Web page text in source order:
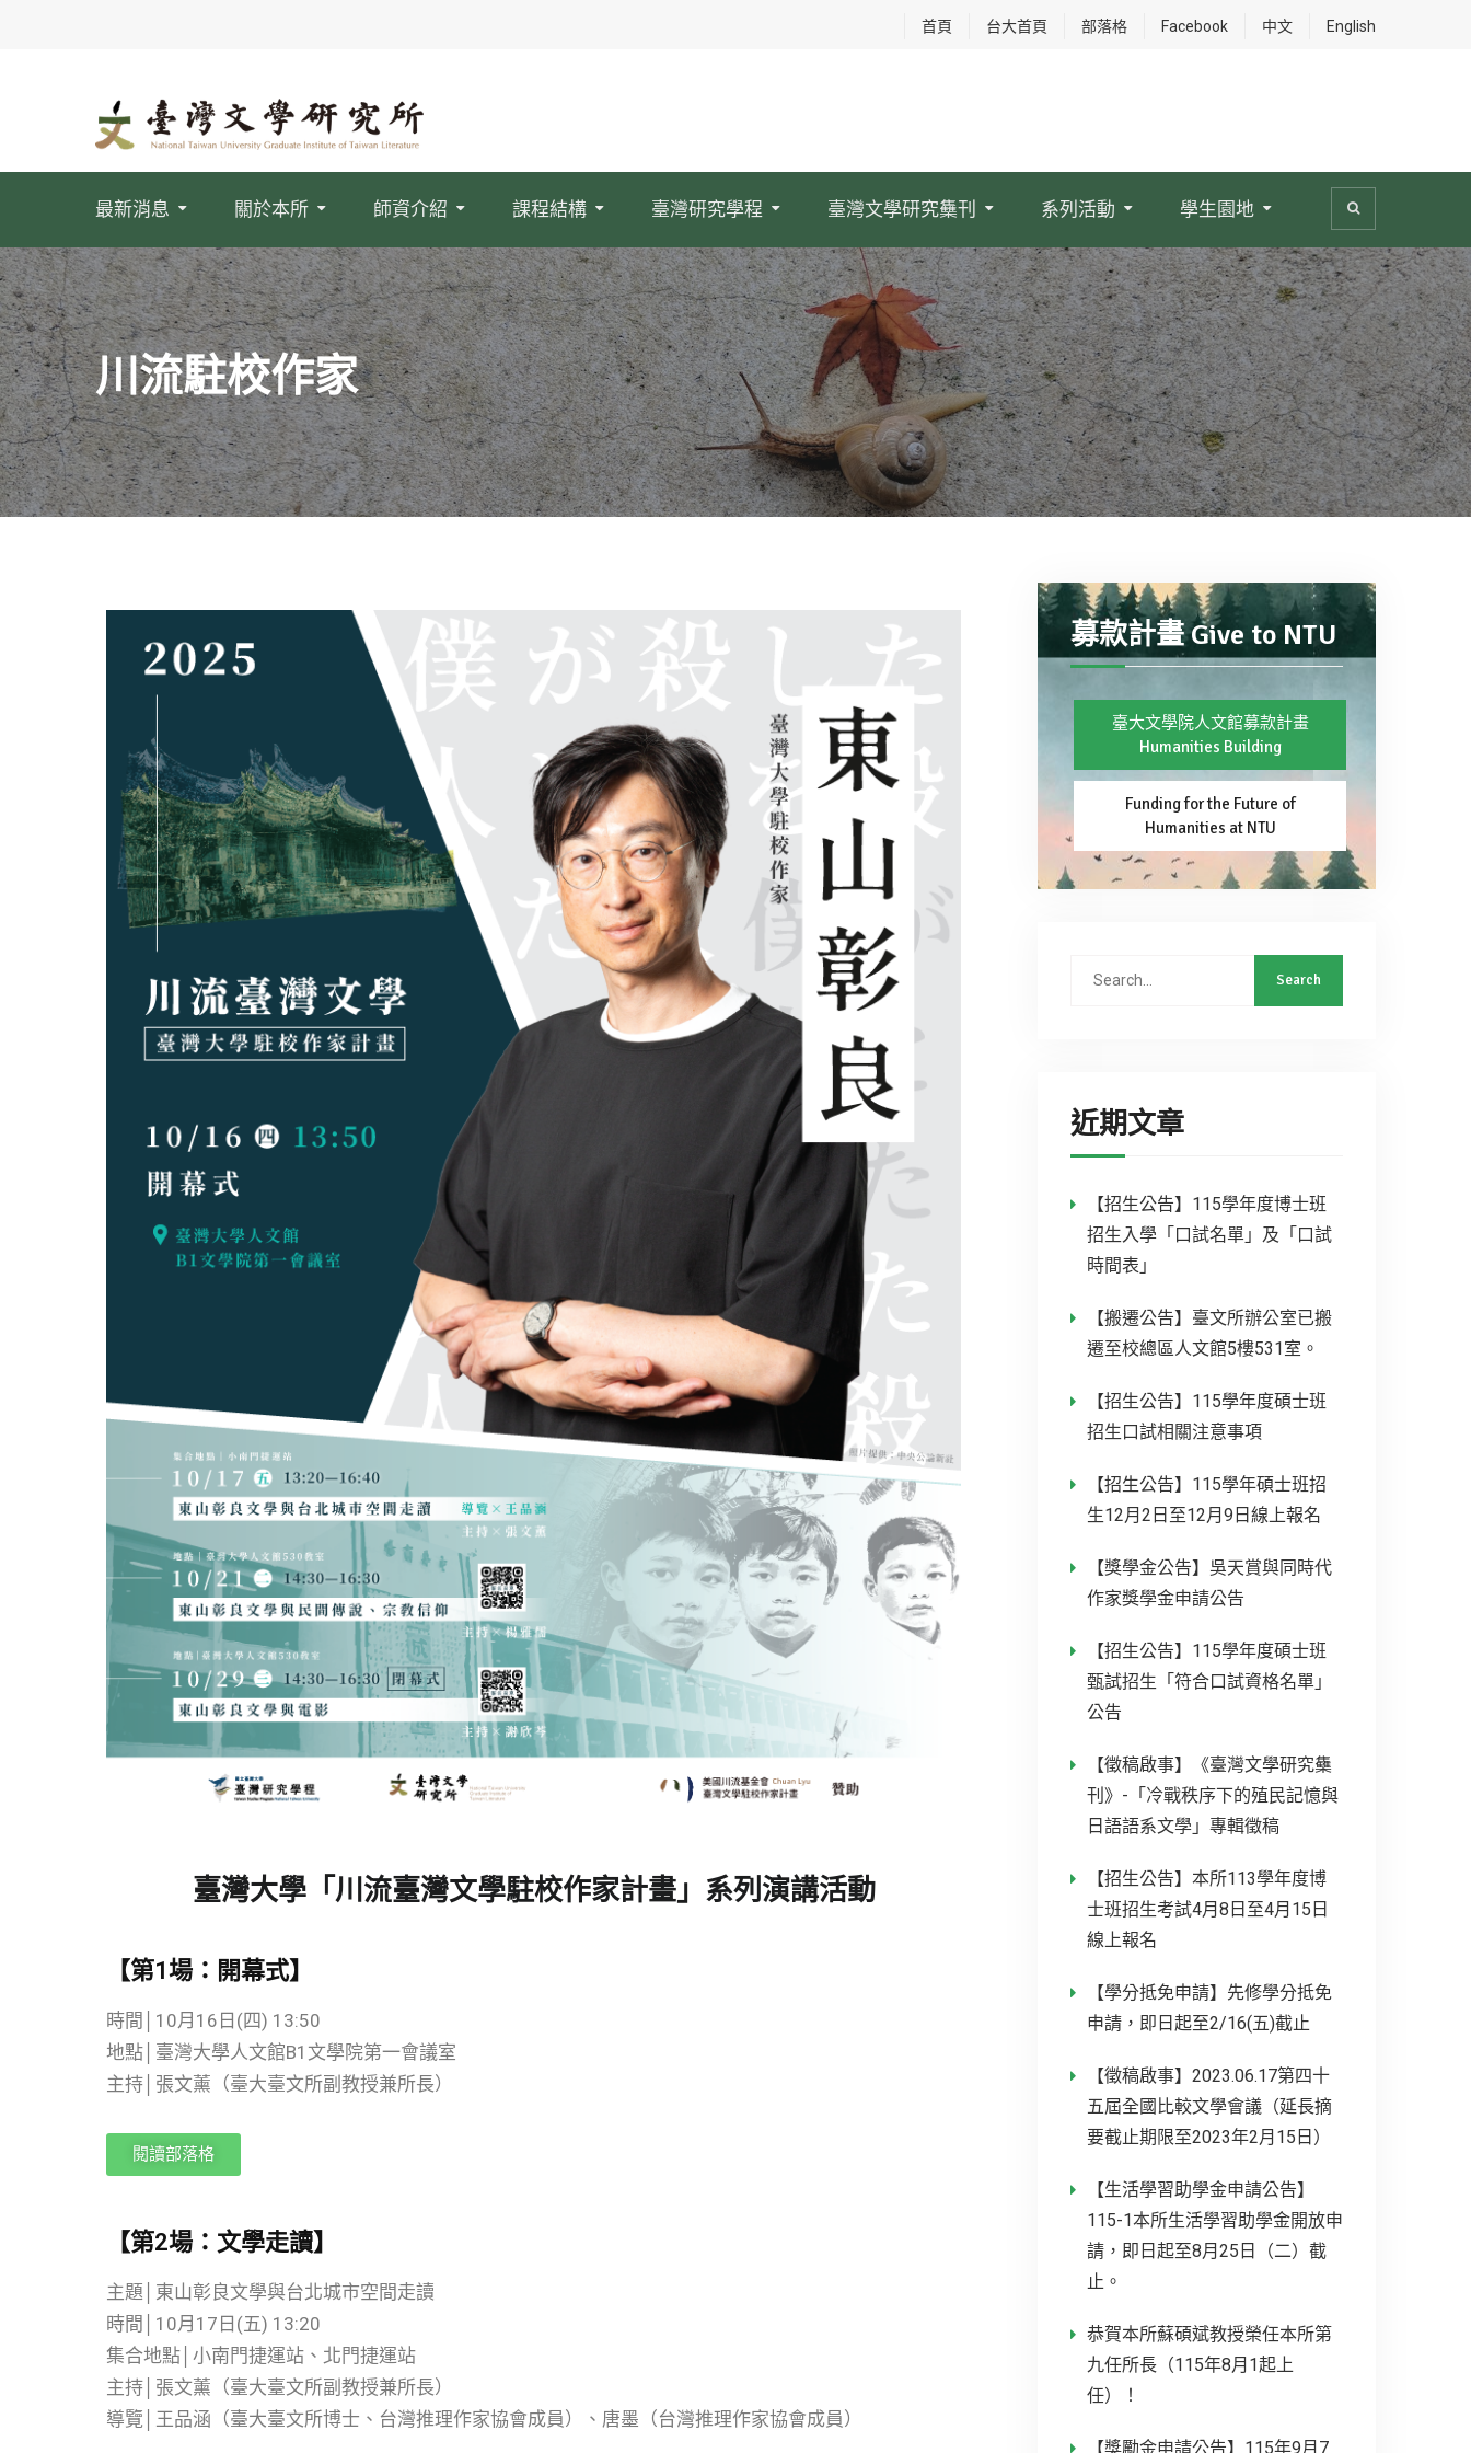
首頁 台大首頁 部落格 Facebook 中文 English
最新消息 關於本所 師資介紹 課程結構 臺灣研究學程 臺灣文學研究雧刊 系列活動 學生園地
川流駐校作家
臺灣大學「川流臺灣文學駐校作家計畫」系列演講活動
【第1場：開幕式】
時間│10月16日(四) 13:50
地點│臺灣大學人文館B1文學院第一會議室
主持│張文薰（臺大臺文所副教授兼所長）
閱讀部落格
【第2場：文學走讀】
主題│東山彰良文學與台北城市空間走讀
時間│10月17日(五) 13:20
集合地點│小南門捷運站、北門捷運站
主持│張文薰（臺大臺文所副教授兼所長）
導覽│王品涵（臺大臺文所博士、台灣推理作家協會成員）、唐墨（台灣推理作家協會成員）
募款計畫 Give to NTU
臺大文學院人文館募款計畫
Humanities Building
Funding for the Future of
Humanities at NTU
近期文章
【招生公告】115學年度博士班
招生入學「口試名單」及「口試
時間表」
【搬遷公告】臺文所辦公室已搬
遷至校總區人文館5樓531室。
【招生公告】115學年度碩士班
招生口試相關注意事項
【招生公告】115學年碩士班招
生12月2日至12月9日線上報名
【獎學金公告】吳天賞與同時代
作家獎學金申請公告
【招生公告】115學年度碩士班
甄試招生「符合口試資格名單」
公告
【徵稿啟事】《臺灣文學研究雧
刊》-「冷戰秩序下的殖民記憶與
日語語系文學」專輯徵稿
【招生公告】本所113學年度博
士班招生考試4月8日至4月15日
線上報名
【學分抵免申請】先修學分抵免
申請，即日起至2/16(五)截止
【徵稿啟事】2023.06.17第四十
五屆全國比較文學會議（延長摘
要截止期限至2023年2月15日）
【生活學習助學金申請公告】
115-1本所生活學習助學金開放申
請，即日起至8月25日（二）截
止。
恭賀本所蘇碩斌教授榮任本所第
九任所長（115年8月1起上
任）！
【獎勵金申請公告】115年9月7